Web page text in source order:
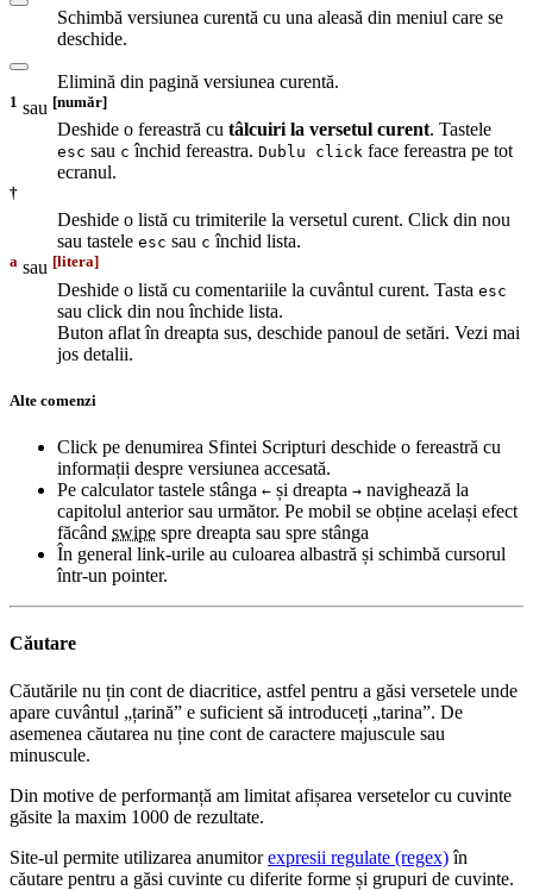
Schimbă versiunea curentă cu una aleasă din meniul care se
deschide.
Elimină din pagină versiunea curentă.
1 sau [număr]
Deshide o fereastră cu tâlcuiri la versetul curent. Tastele
esc sau c închid fereastra. Dublu click face fereastra pe tot
ecranul.
†
Deshide o listă cu trimiterile la versetul curent. Click din nou
sau tastele esc sau c închid lista.
a sau [litera]
Deshide o listă cu comentariile la cuvântul curent. Tasta esc
sau click din nou închide lista.
Buton aflat în dreapta sus, deschide panoul de setări. Vezi mai
jos detalii.
Alte comenzi
Click pe denumirea Sfintei Scripturi deschide o fereastră cu
informații despre versiunea accesată.
Pe calculator tastele stânga ← și dreapta → navighează la
capitolul anterior sau următor. Pe mobil se obține același efect
făcând swipe spre dreapta sau spre stânga
În general link-urile au culoarea albastră și schimbă cursorul
într-un pointer.
Căutare
Căutările nu țin cont de diacritice, astfel pentru a găsi versetele unde
apare cuvântul „țarină” e suficient să introduceți „tarina”. De
asemenea căutarea nu ține cont de caractere majuscule sau
minuscule.
Din motive de performanță am limitat afișarea versetelor cu cuvinte
găsite la maxim 1000 de rezultate.
Site-ul permite utilizarea anumitorexpresii regulate (regex)în
căutare pentru a găsi cuvinte cu diferite forme și grupuri de cuvinte.